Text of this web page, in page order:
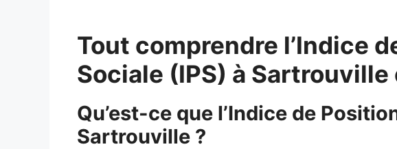
Tout comprendre l’Indice
Sociale (IPS) à
Qu’est-ce que l’Indice de
Sartrouville ?